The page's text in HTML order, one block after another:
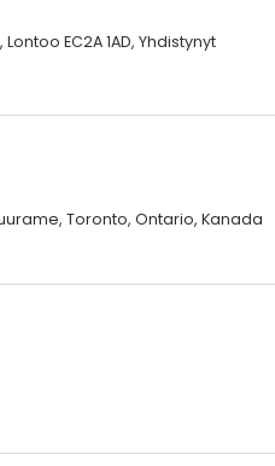
EC2A 1AD, Yhdistynyt
Toronto, Ontario, Kanada